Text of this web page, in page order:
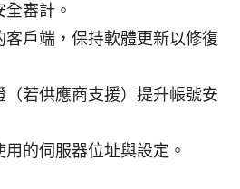
審計。
客戶端，保持軟體更新以修復
（若供應商支援）提升帳號安
的伺服器位址與設定。